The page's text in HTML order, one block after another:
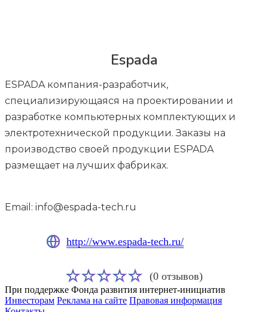
Espada
ESPADA компания-разработчик,
специализирующаяся на проектировании и
разработке компьютерных комплектующих и
электротехнической продукции. Заказы на
производство своей продукции ESPADA
размещает на лучших фабриках.
Email: info@espada-tech.ru
http://www.espada-tech.ru/
(0 отзывов)
При поддержке Фонда развития интернет-инициатив
Инвесторам Реклама на сайте Правовая информация